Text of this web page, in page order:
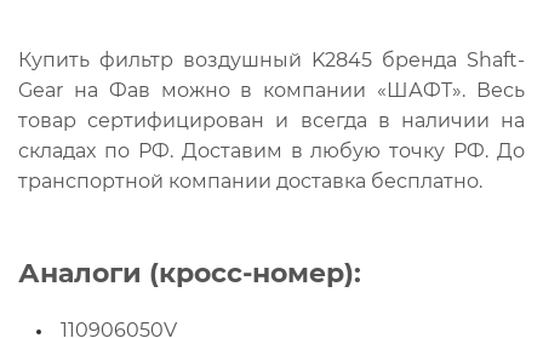
Купить фильтр воздушный K2845 бренда Shaft-
Gear на Фав можно в компании «ШАФТ». Весь
товар сертифицирован и всегда в наличии на
складах по РФ. Доставим в любую точку РФ. До
транспортной компании доставка бесплатно.
Аналоги (кросс-номер):
110906050V